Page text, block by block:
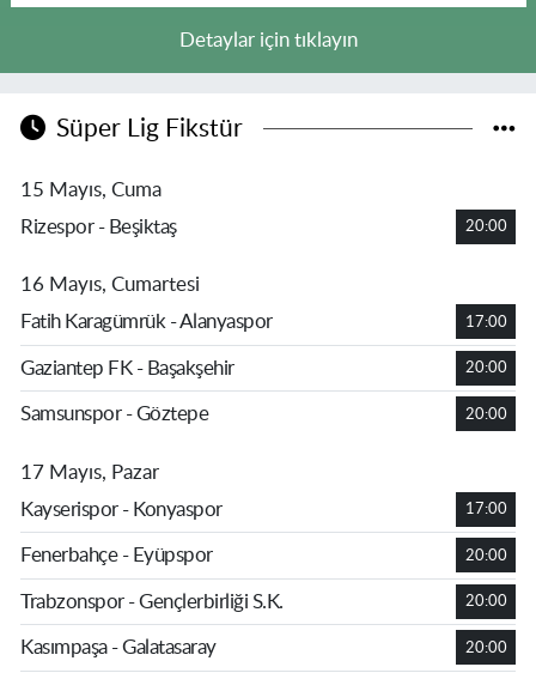
Detaylar için tıklayın
Süper Lig Fikstür
15 Mayıs, Cuma
Rizespor - Beşiktaş
20:00
16 Mayıs, Cumartesi
Fatih Karagümrük - Alanyaspor
17:00
Gaziantep FK - Başakşehir 20:00
Samsunspor - Göztepe 20:00
17 Mayıs, Pazar
Kayserispor - Konyaspor
17:00
Fenerbahçe - Eyüpspor 20:00
Trabzonspor - Gençlerbirliği S.K. 20:00
Kasımpaşa - Galatasaray 20:00